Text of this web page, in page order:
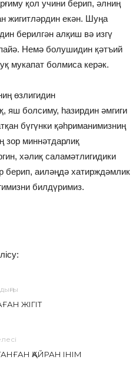
қол учини берип, әлниң
жигитләрдин екән. Шуңа
берилгән алқиш вә изгү
Немә болушидин қәтъий
мукапат болмиса керәк.
өзлигидин
яш болсиму, һазирдин әмгиги
бүгүнки қәһриманимизниң
зор миннәтдарлиқ
хәлиқ саламәтлигидики
берип, аиләңдә хатирждәмлик
билдүримиз.
ЖІГІТ
ҚАЙРАН ІНІМ